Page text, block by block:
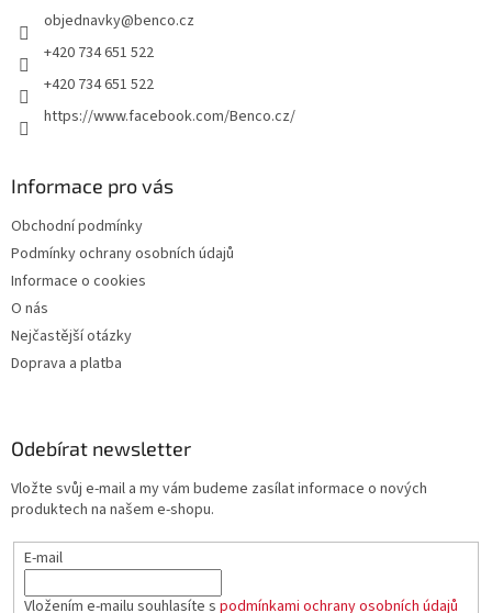
objednavky@benco.cz
+420 734 651 522
+420 734 651 522
https://www.facebook.com/Benco.cz/
Informace pro vás
Obchodní podmínky
Podmínky ochrany osobních údajů
Informace o cookies
O nás
Nejčastější otázky
Doprava a platba
Odebírat newsletter
Vložte svůj e-mail a my vám budeme zasílat informace o nových
produktech na našem e-shopu.
E-mail
Vložením e-mailu souhlasíte s podmínkami ochrany osobních údajů